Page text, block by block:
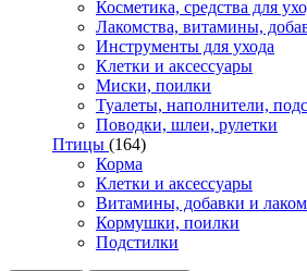
Косметика, средства для
Лакомства, витамины,
Инструменты для ухода
Клетки и аксессуары
Миски, поилки
Туалеты, наполнители,
Поводки, шлеи, рулетки
Птицы (164)
Корма
Клетки и аксессуары
Витамины, добавки и
Кормушки, поилки
Подстилки